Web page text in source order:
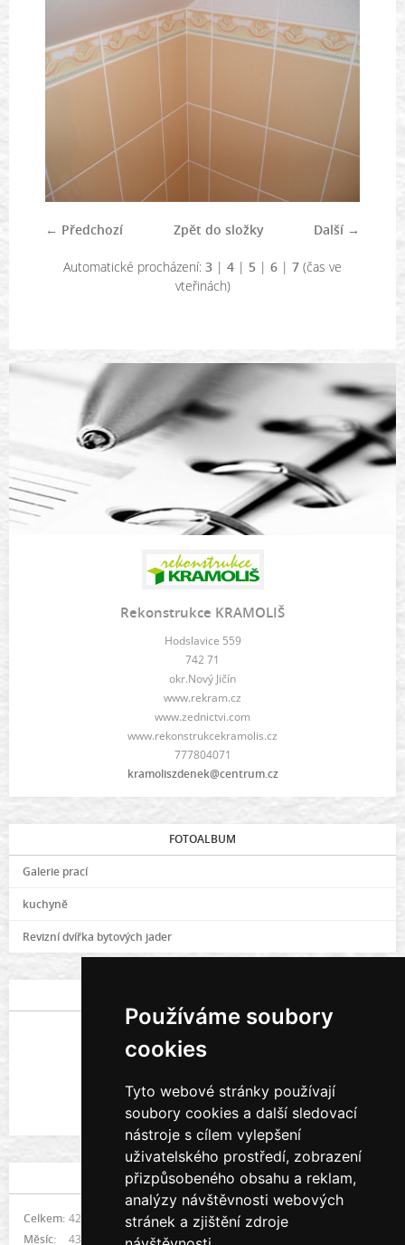
Používáme soubory
cookies
Tyto webové stránky používají
soubory cookies a další sledovací
nástroje s cílem vylepšení
uživatelského prostředí, zobrazení
přizpůsobeného obsahu a reklam,
analýzy návštěvnosti webových
stránek a zjištění zdroje
← Předchozí Další →
Zpět do složky
Automatické procházení: 3 | 4 | 5 | 6 | 7 (čas ve
vteřinách)
Rekonstrukce KRAMOLIŠ
Hodslavice 559
742 71
okr.Nový Jičín
www.rekram.cz
www.zednictvi.com
www.rekonstrukcekramolis.cz
777804071
kramoliszdenek@centrum.cz
FOTOALBUM
Galerie prací
kuchyně
Revizní dvířka bytových jader
Galerie prací
STATISTIKY
Celkem: 421696
Měsíc:
4308